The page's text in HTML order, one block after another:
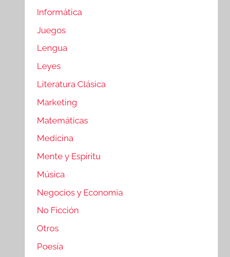
Informática
Juegos
Lengua
Leyes
Literatura Clásica
Marketing
Matemáticas
Medicina
Mente y Espíritu
Música
Negocios y Economia
No Ficción
Otros
Poesía